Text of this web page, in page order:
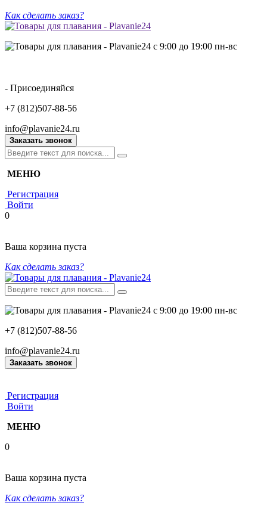
Как сделать заказ?
с 9:00 до 19:00 пн-вс
- Присоединяйся
+7 (812)507-88-56
info@plavanie24.ru
Заказать звонок
МЕНЮ
Регистрация
Войти
0
Ваша корзина пуста
Как сделать заказ?
с 9:00 до 19:00 пн-вс
+7 (812)507-88-56
info@plavanie24.ru
Заказать звонок
Регистрация
Войти
МЕНЮ
0
Ваша корзина пуста
Как сделать заказ?